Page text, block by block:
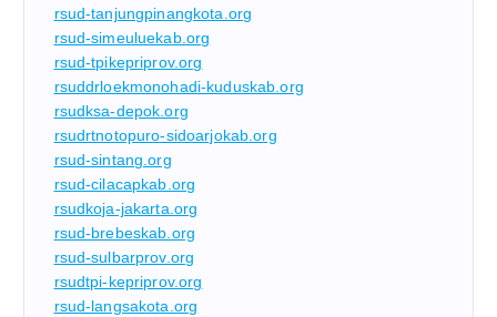
rsud-tanjungpinangkota.org
rsud-simeuluekab.org
rsud-tpikepriprov.org
rsuddrloekmonohadi-kuduskab.org
rsudksa-depok.org
rsudrtnotopuro-sidoarjokab.org
rsud-sintang.org
rsud-cilacapkab.org
rsudkoja-jakarta.org
rsud-brebeskab.org
rsud-sulbarprov.org
rsudtpi-kepriprov.org
rsud-langsakota.org